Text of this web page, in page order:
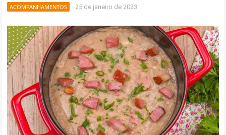
ACOMPANHAMENTOS 25 de janeiro de 2023